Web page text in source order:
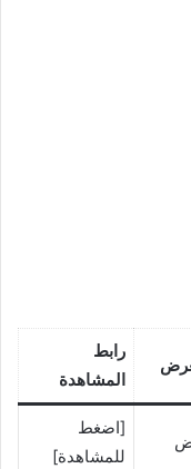
رابط
المشاهدة
[اضغط
للمشاهدة]